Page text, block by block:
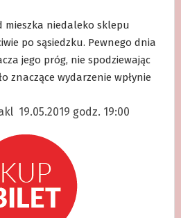
mieszka niedaleko sklepu
po sąsiedzku. Pewnego dnia
jego próg, nie spodziewając
znaczące wydarzenie wpłynie
19.05.2019 godz. 19:00